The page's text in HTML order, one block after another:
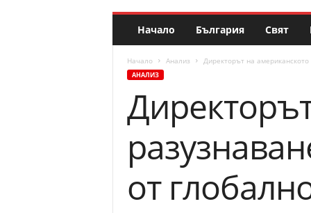
Начало България Свят
Начало Анализ Директорът на
АНАЛИЗ
от